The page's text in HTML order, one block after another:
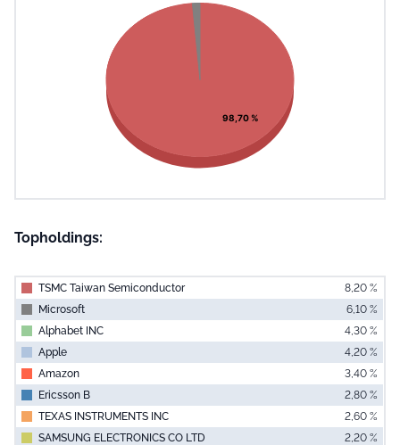
Pie chart with 2 slices.
View as data table, Chart
98,70 %
Topholdings:
TSMC Taiwan Semiconductor
8,20 %
Microsoft
6,10 %
Alphabet INC
4,30 %
Apple
4,20 %
Amazon
3,40 %
Ericsson B
2,80 %
TEXAS INSTRUMENTS INC
2,60 %
SAMSUNG ELECTRONICS CO LTD
2,20 %